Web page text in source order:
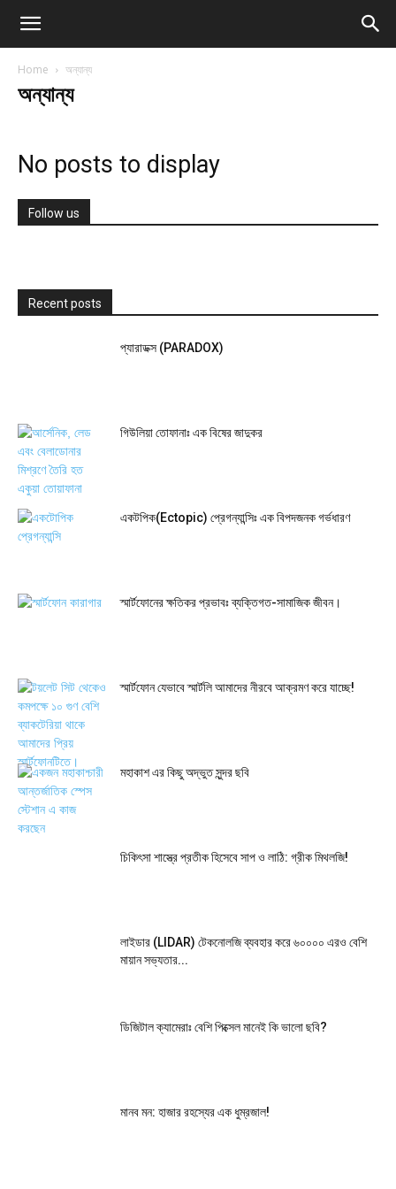
Home অন্যান্য
অন্যান্য
No posts to display
Follow us
Recent posts
প্যারাডক্স (PARADOX)
গিউলিয়া তোফানাঃ এক বিষের জাদুকর
একটপিক(Ectopic) প্রেগন্যান্সিঃ এক বিপদজনক গর্ভধারণ
স্মার্টফোনের ক্ষতিকর প্রভাবঃ ব্যক্তিগত-সামাজিক জীবন।
স্মার্টফোন যেভাবে স্মার্টলি আমাদের নীরবে আক্রমণ করে যাচ্ছে!
মহাকাশ এর কিছু অদ্ভুত সুন্দর ছবি
চিকিৎসা শাস্ত্রে প্রতীক হিসেবে সাপ ও লাঠি: গ্রীক মিথলজি!
লাইডার (LIDAR) টেকনোলজি ব্যবহার করে ৬০০০০ এরও বেশি
মায়ান সভ্যতার...
ডিজিটাল ক্যামেরাঃ বেশি পিক্সেল মানেই কি ভালো ছবি?
মানব মন: হাজার রহস্যের এক ধুম্রজাল!